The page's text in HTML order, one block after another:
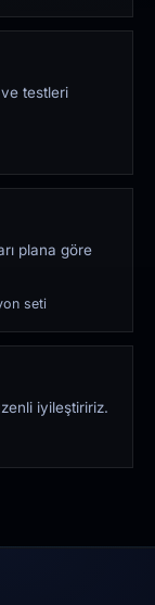
testleri
plana göre
seti
iyileştiririz.